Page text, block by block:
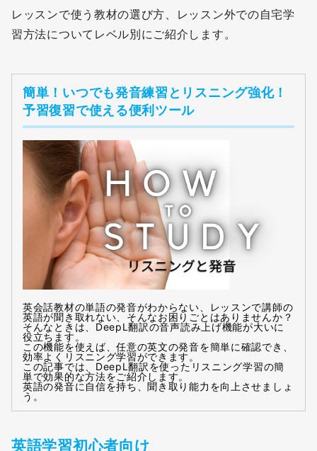
レッスンで使う教材の選び方、レッスン外での自宅学
習方法についてレベル別にご紹介します。
簡単！いつでも発音練習とリスニング強化！
予習復習で使える便利ツール
英会話教材の単語の発音がわからない、レッスンで講師の
英語が聞き取れない、そんなお困りごとはありませんか？
そんなときは、DeepL翻訳の音声読み上げ機能が大いに
役立ちます。
この機能を使えば、任意の英文の発音を簡単に確認でき、
効率よくリスニング学習ができます。
この記事では、DeepL翻訳を使ったリスニング学習の簡
単で効果的な方法をご紹介します。
英語の発音に自信を持ち、聞き取り能力を向上させましょ
う。
英語学習初心者向け